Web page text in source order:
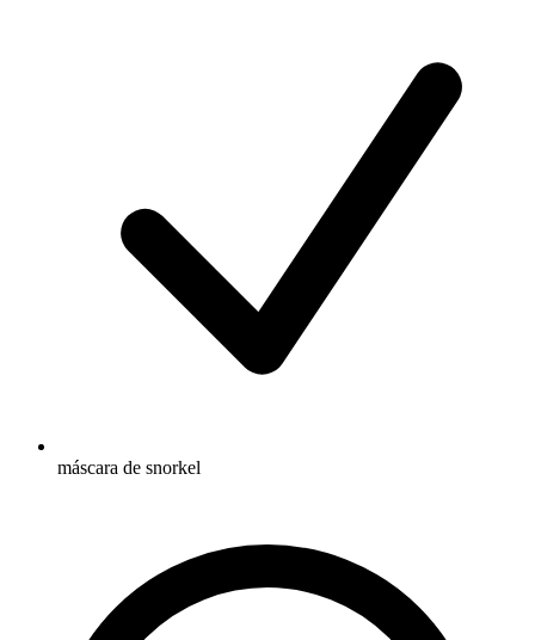
máscara de snorkel